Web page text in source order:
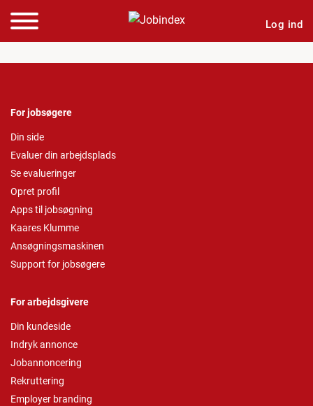
Log ind
For jobsøgere
Din side
Evaluer din arbejdsplads
Se evalueringer
Opret profil
Apps til jobsøgning
Kaares Klumme
Ansøgningsmaskinen
Support for jobsøgere
For arbejdsgivere
Din kundeside
Indryk annonce
Jobannoncering
Rekruttering
Employer branding